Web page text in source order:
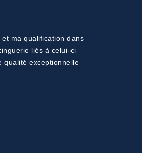
ma qualification dans
liés à celui-ci
qualité exceptionnelle